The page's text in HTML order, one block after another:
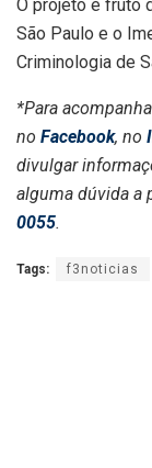
O projeto é fruto
São Paulo e o
Criminologia de
*Para
no Facebook, no
divulgar
alguma dúvida a
0055.
Tags: f3noticias